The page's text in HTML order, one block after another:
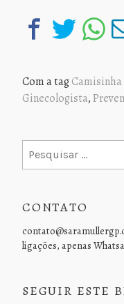
Com a tag
Ginecologista,
por:
CONTATO
ligações, apenas
SEGUIR ESTE